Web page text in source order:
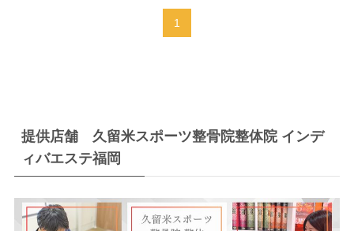
1
提供店舗 久留米スポーツ整骨院整体院 インデ
ィバエステ福岡